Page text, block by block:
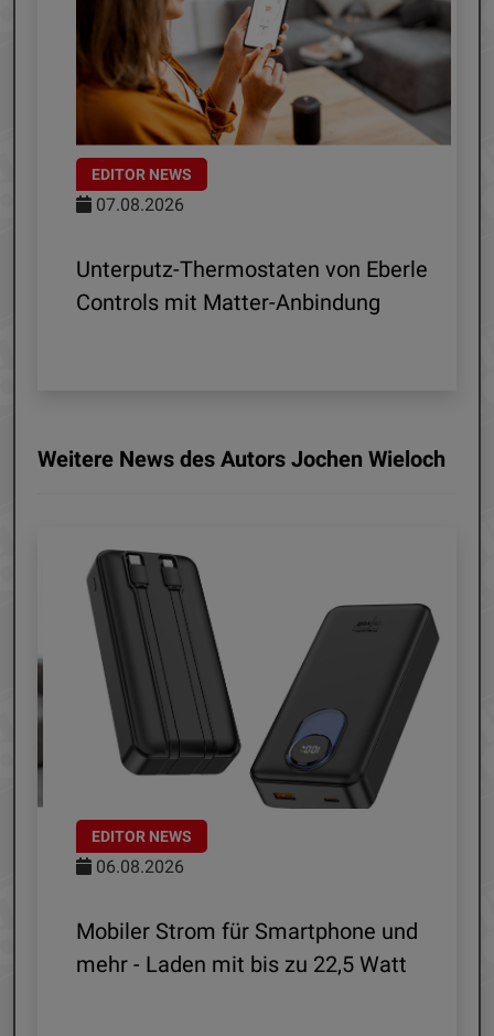
EDITOR NEWS
07.08.2026
Unterputz-Thermostaten von Eberle
Controls mit Matter-Anbindung
Weitere News des Autors Jochen Wieloch
EDITOR NEWS
06.08.2026
Mobiler Strom für Smartphone und
mehr - Laden mit bis zu 22,5 Watt